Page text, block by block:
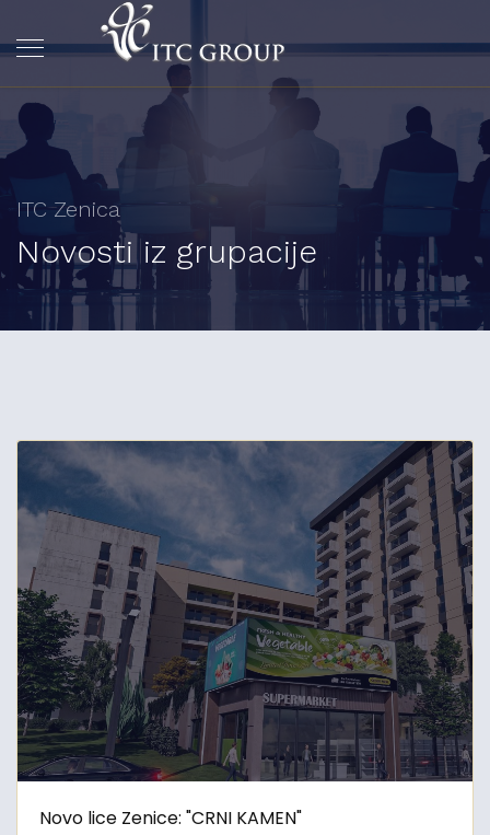
ITC Zenica
Novosti iz grupacije
Novo lice Zenice: "CRNI KAMEN"